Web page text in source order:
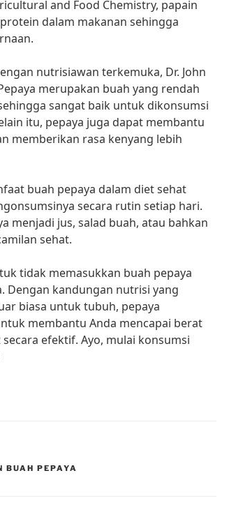
and Food Chemistry, papain
dalam makanan sehingga
nutrisiawan terkemuka, Dr. John
merupakan buah yang rendah
sangat baik untuk dikonsumsi
itu, pepaya juga dapat membantu
memberikan rasa kenyang lebih
buah pepaya dalam diet sehat
secara rutin setiap hari.
menjadi jus, salad buah, atau bahkan
sehat.
tidak memasukkan buah pepaya
Dengan kandungan nutrisi yang
biasa untuk tubuh, pepaya
membantu Anda mencapai berat
efektif. Ayo, mulai konsumsi
BUAH PEPAYA